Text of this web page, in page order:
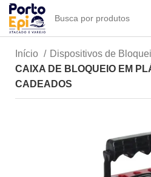
Início
Dispositivos de
CAIXA DE BLOQUEIO EM
CADEADOS